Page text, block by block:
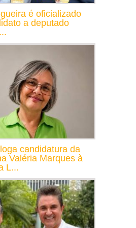
é oficializado
a deputado
candidatura da
Valéria Marques à
L...